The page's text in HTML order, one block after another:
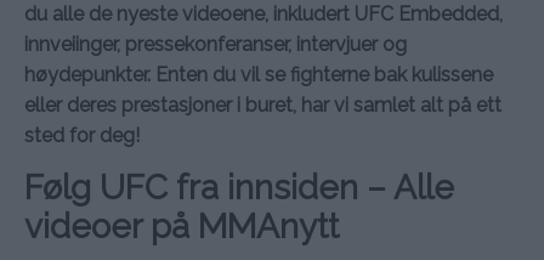
du alle de nyeste videoene, inkludert UFC Embedded,
innveiinger, pressekonferanser, intervjuer og
høydepunkter. Enten du vil se fighterne bak kulissene
eller deres prestasjoner i buret, har vi samlet alt på ett
sted for deg!
Følg UFC fra innsiden – Alle
videoer på MMAnytt